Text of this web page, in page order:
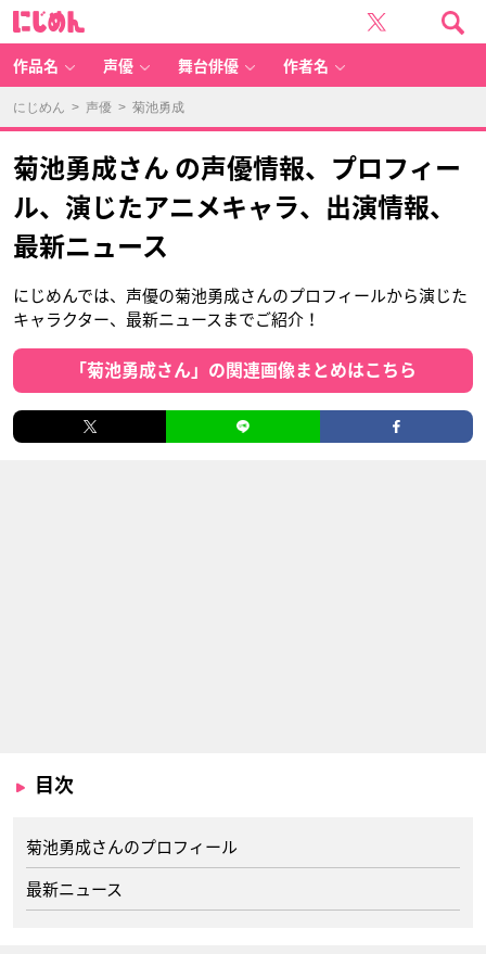
作品名 声優 舞台俳優 作者名
にじめん > 声優 > 菊池勇成
菊池勇成さん の声優情報、プロフィー
ル、演じたアニメキャラ、出演情報、
最新ニュース
にじめんでは、声優の菊池勇成さんのプロフィールから演じた
キャラクター、最新ニュースまでご紹介！
「菊池勇成さん」の関連画像まとめはこちら
目次
菊池勇成さんのプロフィール
最新ニュース